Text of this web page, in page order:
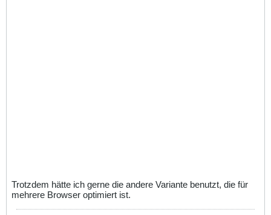
Trotzdem hätte ich gerne die andere Variante benutzt, die für
mehrere Browser optimiert ist.